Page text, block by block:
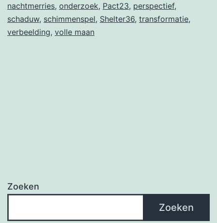
nachtmerries, onderzoek, Pact23, perspectief,
schaduw, schimmenspel, Shelter36, transformatie,
verbeelding, volle maan
Zoeken
Zoeken